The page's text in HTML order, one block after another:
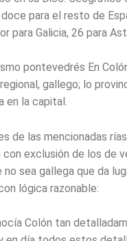
para el resto de
para Galicia, 26 para
pontevedrés En
gallego; lo
en la capital.
de las mencionadas
con exclusión de los de
no sea gallega que da
lógica razonable:
Colón tan